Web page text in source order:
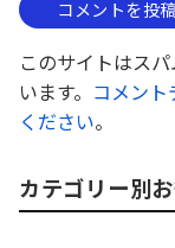
このサイトはス
います。 コメン
ください。
カテゴリー別